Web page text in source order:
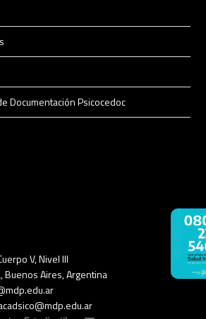
Documentación Psicocedoc
V, Nivel III
Buenos Aires, Argentina